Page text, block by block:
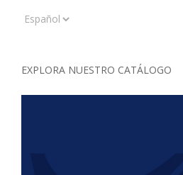
Idioma
EXPLORA NUESTRO CATÁLOGO